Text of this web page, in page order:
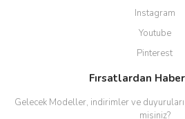
Instagram
Youtube
Pinterest
Fırsatlardan
Gelecek Modeller, indirimler ve
misiniz?